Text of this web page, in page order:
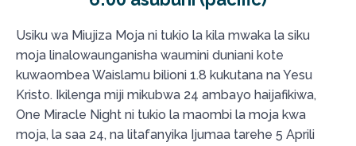
Usiku wa Miujiza Moja ni tukio la kila mwaka la siku
moja linalowaunganisha waumini duniani kote
kuwaombea Waislamu bilioni 1.8 kukutana na Yesu
Kristo. Ikilenga miji mikubwa 24 ambayo haijafikiwa,
One Miracle Night ni tukio la maombi la moja kwa
moja, la saa 24, na litafanyika Ijumaa tarehe 5 Aprili